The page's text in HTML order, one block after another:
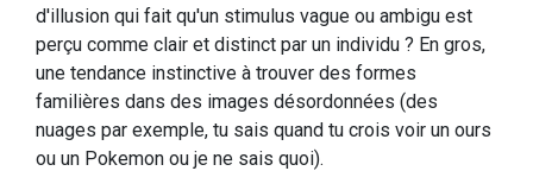
d'illusion qui fait qu'un stimulus vague ou ambigu est
perçu comme clair et distinct par un individu ? En gros,
une tendance instinctive à trouver des formes
familières dans des images désordonnées (des
nuages par exemple, tu sais quand tu crois voir un ours
ou un Pokemon ou je ne sais quoi).